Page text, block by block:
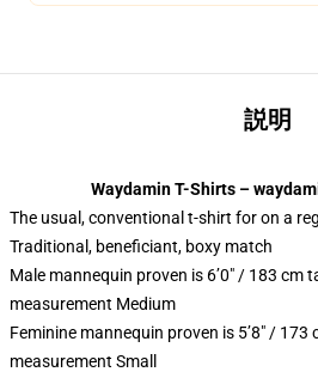
説明
Waydamin T-Shirts –
The usual, conventional t-shirt for on a
Traditional, beneficiant, boxy match
Male mannequin proven is 6’0″ / 183 cm
measurement Medium
Feminine mannequin proven is 5’8″ /
measurement Small